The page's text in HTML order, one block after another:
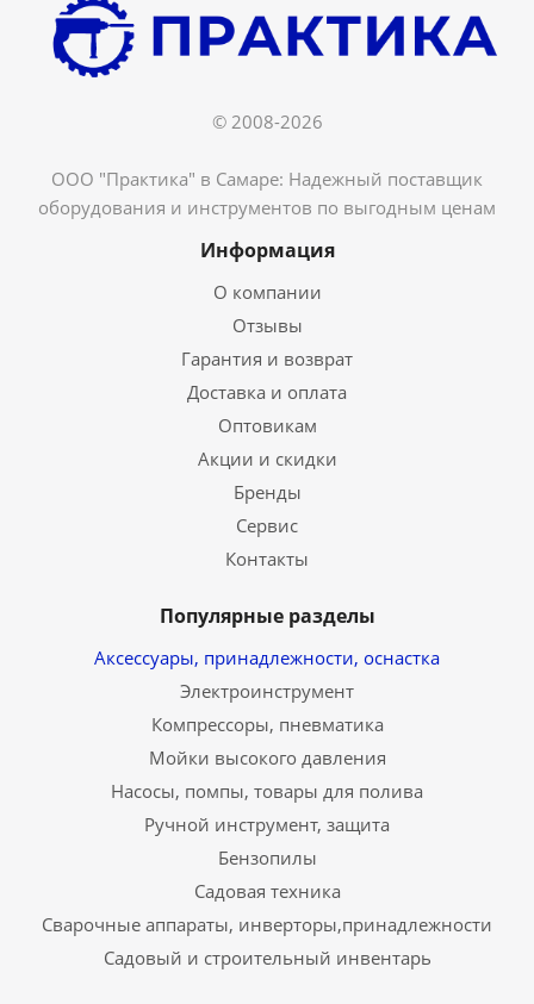
© 2008-2026
ООО "Практика" в Самаре: Надежный поставщик
оборудования и инструментов по выгодным ценам
Информация
О компании
Отзывы
Гарантия и возврат
Доставка и оплата
Оптовикам
Акции и скидки
Бренды
Сервис
Контакты
Популярные разделы
Аксессуары, принадлежности, оснастка
Электроинструмент
Компрессоры, пневматика
Мойки высокого давления
Насосы, помпы, товары для полива
Ручной инструмент, защита
Бензопилы
Садовая техника
Сварочные аппараты, инверторы,принадлежности
Садовый и строительный инвентарь